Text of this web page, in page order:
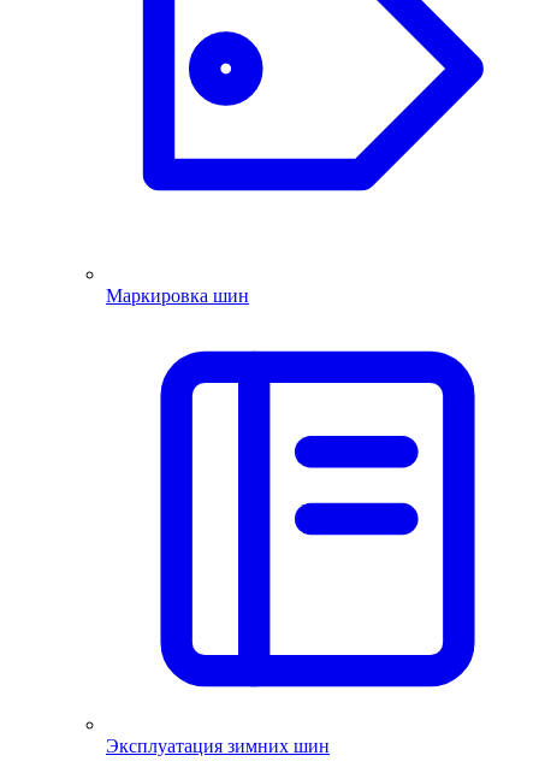
Маркировка шин
Эксплуатация зимних шин